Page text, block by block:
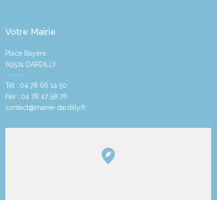
Votre Mairie
Place Bayère
69574 DARDILLY
Tél : 04 78 66 14 50
Fax : 04 78 47 58 76
contact@mairie-dardilly.fr